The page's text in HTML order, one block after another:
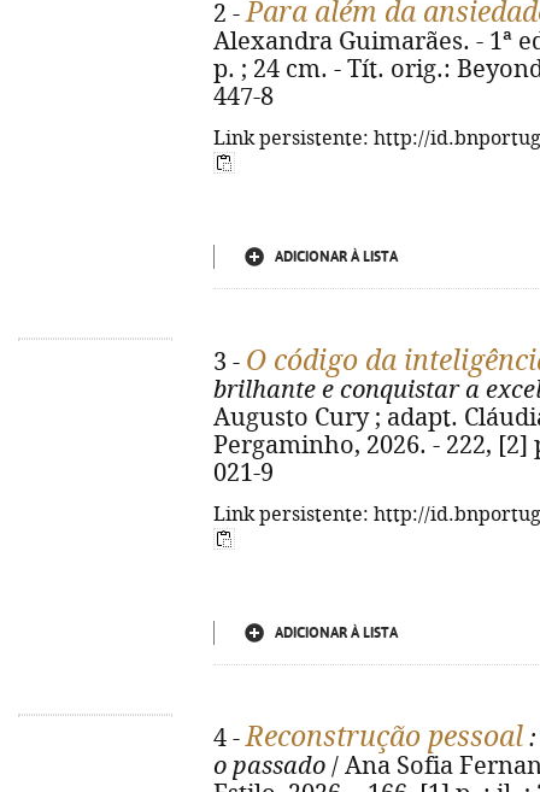
2 -Para além da
Alexandra Guimarães. - 1ª
p. ; 24 cm. - Tít. orig.:
447-8
Link persistente: http://
ADICIONAR À LISTA
3 - O código da
brilhante e conquistar a
Augusto Cury ; adapt.
Pergaminho, 2026. - 222, [2]
021-9
Link persistente: http://
ADICIONAR À LISTA
4 -Reconstrução pessoal
o passado / Ana Sofia